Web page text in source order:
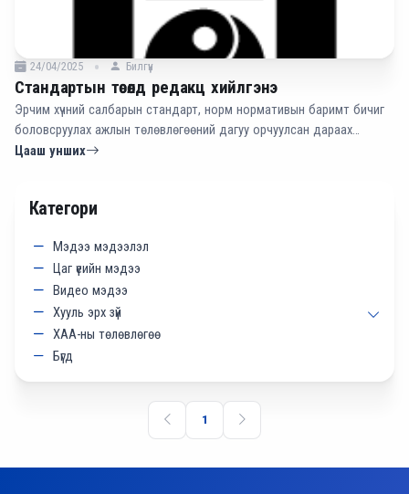
24/04/2025 Билгүүн
Стандартын төсөлд редакц хийлгэнэ
Эрчим хүчний салбарын стандарт, норм нормативын баримт бичиг
боловсруулах ажлын төлөвлөгөөний дагуу орчуулсан дараах
стандартад редакц хийж, хамтран ажиллахыг сонирхож буй
Цааш унших
Категори
Мэдээ мэдээлэл
Цаг үеийн мэдээ
Видео мэдээ
Хууль эрх зүй
ХАА-ны төлөвлөгөө
Бүгд
1